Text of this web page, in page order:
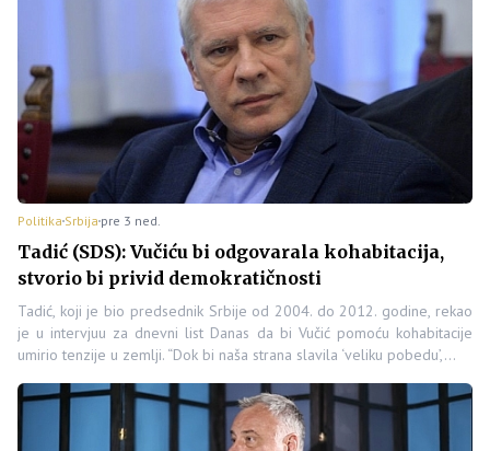
Politika Srbija pre 3 ned.
Tadić (SDS): Vučiću bi odgovarala kohabitacija,
stvorio bi privid demokratičnosti
Tadić, koji je bio predsednik Srbije od 2004. do 2012. godine, rekao
je u intervjuu za dnevni list Danas da bi Vučić pomoću kohabitacije
umirio tenzije u zemlji. “Dok bi naša strana slavila ‘veliku pobedu’,…